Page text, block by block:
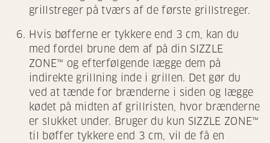
grillstreger på tværs af de første grillstreger.
Hvis bøfferne er tykkere end 3 cm, kan du
med fordel brune dem af på din SIZZLE
ZONE™ og efterfølgende lægge dem på
indirekte grillning inde i grillen. Det gør du
ved at tænde for brænderne i siden og lægge
kødet på midten af grillristen, hvor brænderne
er slukket under. Bruger du kun SIZZLE ZONE™
til bøffer tykkere end 3 cm, vil de få en